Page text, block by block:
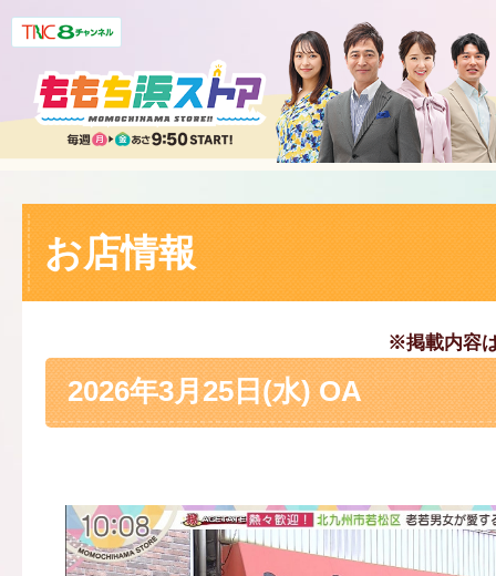
お店情報
※掲載内容
2026年3月25日(水) OA